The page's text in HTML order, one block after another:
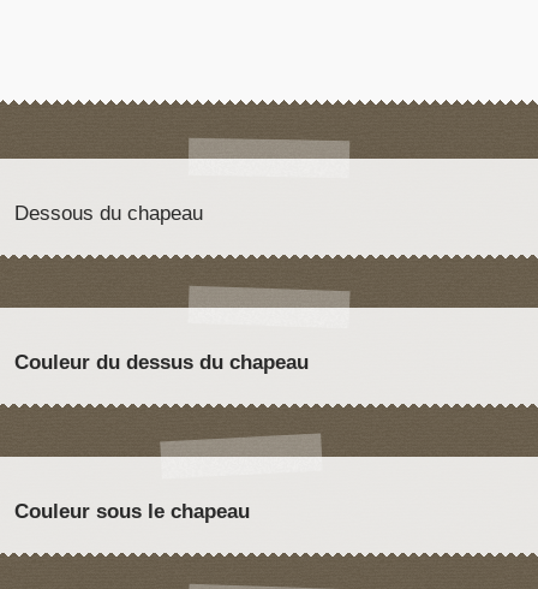
Dessous du chapeau
Couleur du dessus du chapeau
Couleur sous le chapeau